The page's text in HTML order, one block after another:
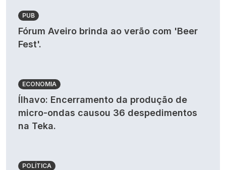
PUB
Fórum Aveiro brinda ao verão com 'Beer
Fest'.
ECONOMIA
Ílhavo: Encerramento da produção de
micro-ondas causou 36 despedimentos
na Teka.
POLÍTICA